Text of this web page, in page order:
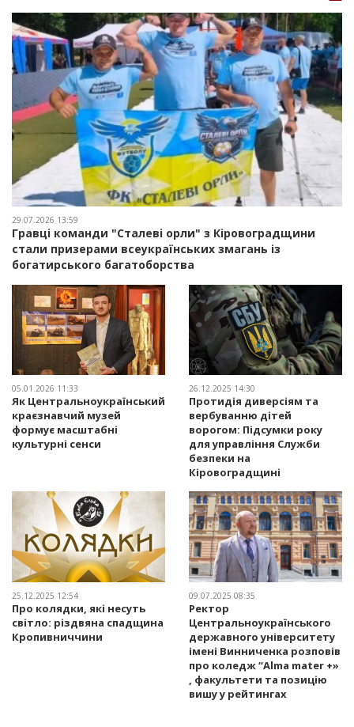
29.07.2026 13:59
Гравці команди "Сталеві орли" з Кіровоградщини
стали призерами всеукраїнських змагань із
богатирського багатоборства
05.01.2026 11:33
Як Центральноукраїнський
краєзнавчий музей
формує масштабні
культурні сенси
26.12.2025 14:30
Протидія диверсіям та
вербуванню дітей
ворогом: Підсумки року
для управління Служби
безпеки на
Кіровоградщині
25.12.2025 12:54
Про колядки, які несуть
світло: різдвяна спадщина
Кропивниччини
09.07.2025 08:35
Ректор
Центральноукраїнського
державного університету
імені Винниченка розповів
про коледж “Alma mater +»
, факультети та позицію
вишу у рейтингах